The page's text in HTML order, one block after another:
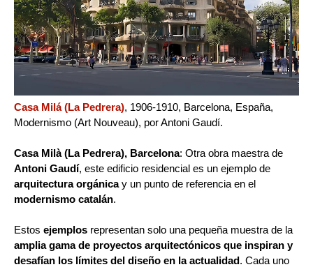
Casa Milá (La Pedrera), 1906-1910, Barcelona, España,
Modernismo (Art Nouveau), por Antoni Gaudí.
Casa Milà (La Pedrera), Barcelona: Otra obra maestra de
Antoni Gaudí, este edificio residencial es un ejemplo de
arquitectura orgánicay un punto de referencia en el
modernismo catalán.
Estos ejemplos representan solo una pequeña muestra de la
amplia gama de proyectos arquitectónicos que inspiran y
desafían los límites del diseño en la actualidad. Cada uno